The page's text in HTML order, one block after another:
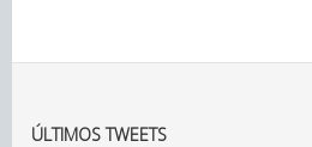
ÚLTIMOS TWEETS